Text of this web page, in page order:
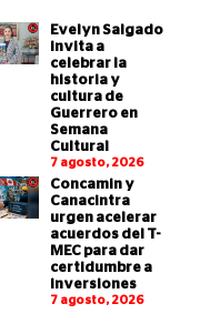
Evelyn Salgado
invita a
celebrar la
historia y
cultura de
Guerrero en
Semana
Cultural
7 agosto, 2026
Concamin y
Canacintra
urgen acelerar
acuerdos del T-
MEC para dar
certidumbre a
inversiones
7 agosto, 2026